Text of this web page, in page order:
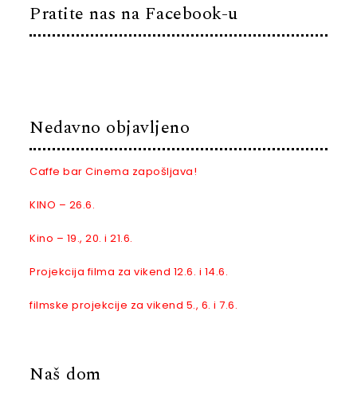
Pratite nas na Facebook-u
Nedavno objavljeno
Caffe bar Cinema zapošljava!
KINO – 26.6.
Kino – 19., 20. i 21.6.
Projekcija filma za vikend 12.6. i 14.6.
filmske projekcije za vikend 5., 6. i 7.6.
Naš dom